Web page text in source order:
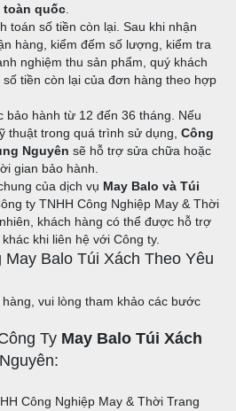
toàn quốc.
toán số tiền còn lại. Sau khi nhận
hàng, kiểm đếm số lượng, kiểm tra
nghiệm thu sản phẩm, quý khách
tiền còn lại của đơn hàng theo hợp
bảo hành từ 12 đến 36 tháng. Nếu
thuật trong quá trình sử dụng, Công
Nguyên sẽ hỗ trợ sửa chữa hoặc
gian bảo hành.
của dịch vụ May Balo và Túi
ty TNHH Công Nghiệp May & Thời
khách hàng có thể được hỗ trợ
khi liên hệ với Công ty.
Balo Túi Xách Theo Yêu
vui lòng tham khảo các bước
Ty May Balo Túi Xách
Công Nghiệp May & Thời Trang